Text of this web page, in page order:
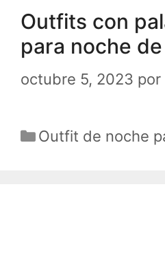
Outfits con
para noche
octubre 5, 2023 por
Categorías
Outfit de noche